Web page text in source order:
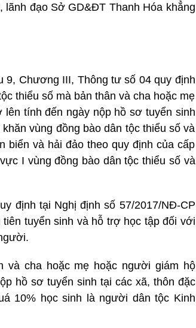
đạo Sở GD&ĐT Thanh Hóa khẳng
Chương III, Thông tư số 04 quy định
thiểu số mà bản thân và cha hoặc mẹ
tính đến ngày nộp hồ sơ tuyển sinh
vùng đồng bào dân tộc thiểu số và
biển và hải đảo theo quy định của cấp
I vùng đồng bào dân tộc thiểu số và
định tại Nghị định số 57/2017/NĐ-CP
tuyển sinh và hỗ trợ học tập đối với
và cha hoặc mẹ hoặc người giám hộ
hồ sơ tuyển sinh tại các xã, thôn đặc
10% học sinh là người dân tộc Kinh